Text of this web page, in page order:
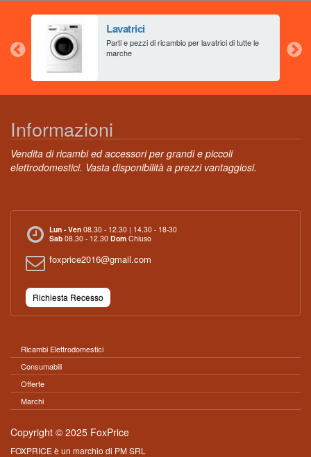
Lavatrici
Parti e pezzi di ricambio per lavatrici di tutte le
marche
Informazioni
Vendita di ricambi ed accessori per grandi e piccoli
elettrodomestici. Vasta disponibilità a prezzi vantaggiosi.
Lun - Ven 08.30 - 12.30 | 14.30 - 18-30
Sab 08.30 - 12.30 Dom Chiuso
foxprice2016@gmail.com
Richiesta Recesso
Ricambi Elettrodomestici
Consumabili
Offerte
Marchi
Copyright © 2025 FoxPrice
FOXPRICE è un marchio di PM SRL